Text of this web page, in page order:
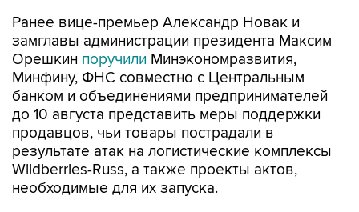
Ранее вице-премьер Александр Новак и
замглавы администрации президента Максим
Орешкин поручили Минэкономразвития,
Минфину, ФНС совместно с Центральным
банком и объединениями предпринимателей
до 10 августа представить меры поддержки
продавцов, чьи товары пострадали в
результате атак на логистические комплексы
Wildberries-Russ, а также проекты актов,
необходимые для их запуска.